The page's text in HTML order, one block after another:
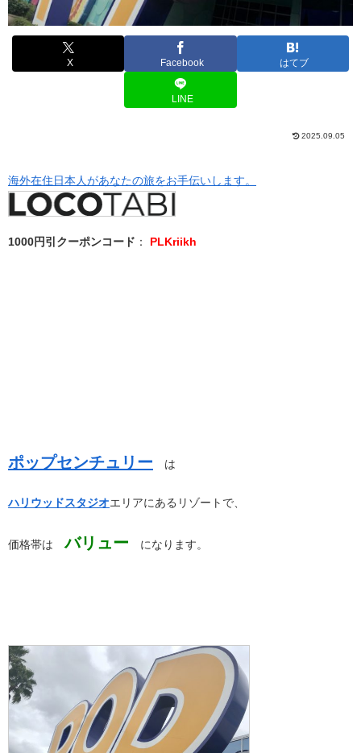
X Facebook はてブ
LINE
2025.09.05
海外在住日本人があなたの旅をお手伝いします。
1000円引クーポンコード ： PLKriikh
ポップセンチュリー は
ハリウッドスタジオエリアにあるリゾートで、
価格帯はバリュー になります。